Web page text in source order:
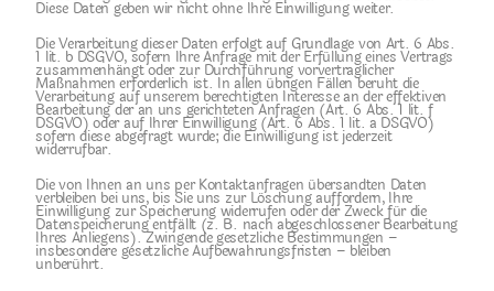
Diese Daten geben wir nicht ohne Ihre Einwilligung weiter.
Die Verarbeitung dieser Daten erfolgt auf Grundlage von Art. 6 Abs.
1 lit. b DSGVO, sofern Ihre Anfrage mit der Erfüllung eines Vertrags
zusammenhängt oder zur Durchführung vorvertraglicher
Maßnahmen erforderlich ist. In allen übrigen Fällen beruht die
Verarbeitung auf unserem berechtigten Interesse an der effektiven
Bearbeitung der an uns gerichteten Anfragen (Art. 6 Abs. 1 lit. f
DSGVO) oder auf Ihrer Einwilligung (Art. 6 Abs. 1 lit. a DSGVO)
sofern diese abgefragt wurde; die Einwilligung ist jederzeit
widerrufbar.
Die von Ihnen an uns per Kontaktanfragen übersandten Daten
verbleiben bei uns, bis Sie uns zur Löschung auffordern, Ihre
Einwilligung zur Speicherung widerrufen oder der Zweck für die
Datenspeicherung entfällt (z. B. nach abgeschlossener Bearbeitung
Ihres Anliegens). Zwingende gesetzliche Bestimmungen –
insbesondere gesetzliche Aufbewahrungsfristen – bleiben
unberührt.